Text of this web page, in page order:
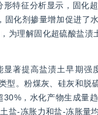
特征分析显示，固化
化剂掺量增加促进了
理解固化超硫酸盐渍
著提高盐渍土早期
。粉煤灰、硅灰和
，水化产物生成量
盐-冻胀力和盐-冻胀量